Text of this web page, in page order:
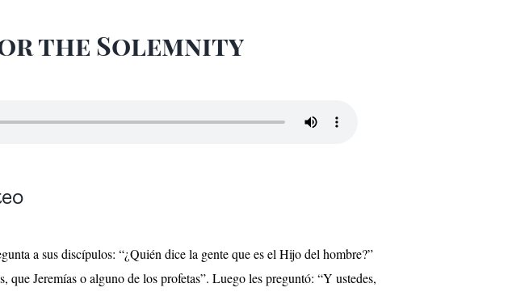
the Solemnity
a sus discípulos: “¿Quién dice la gente que es el Hijo del hombre?”
Jeremías o alguno de los profetas”. Luego les preguntó: “Y ustedes,